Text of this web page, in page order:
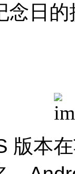
念日
版本